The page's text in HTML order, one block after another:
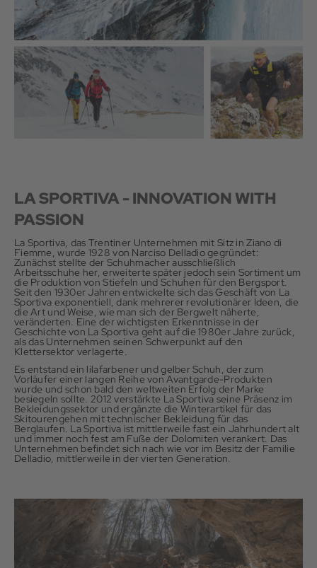
LA SPORTIVA - INNOVATION WITH
PASSION
La Sportiva, das Trentiner Unternehmen mit Sitz in Ziano di
Fiemme, wurde 1928 von Narciso Delladio gegründet:
Zunächst stellte der Schuhmacher ausschließlich
Arbeitsschuhe her, erweiterte später jedoch sein Sortiment um
die Produktion von Stiefeln und Schuhen für den Bergsport.
Seit den 1930er Jahren entwickelte sich das Geschäft von La
Sportiva exponentiell, dank mehrerer revolutionärer Ideen, die
die Art und Weise, wie man sich der Bergwelt näherte,
veränderten. Eine der wichtigsten Erkenntnisse in der
Geschichte von La Sportiva geht auf die 1980er Jahre zurück,
als das Unternehmen seinen Schwerpunkt auf den
Klettersektor verlagerte.
Es entstand ein lilafarbener und gelber Schuh, der zum
Vorläufer einer langen Reihe von Avantgarde-Produkten
wurde und schon bald den weltweiten Erfolg der Marke
besiegeln sollte. 2012 verstärkte La Sportiva seine Präsenz im
Bekleidungssektor und ergänzte die Winterartikel für das
Skitourengehen mit technischer Bekleidung für das
Berglaufen. La Sportiva ist mittlerweile fast ein Jahrhundert alt
und immer noch fest am Fuße der Dolomiten verankert. Das
Unternehmen befindet sich nach wie vor im Besitz der Familie
Delladio, mittlerweile in der vierten Generation.